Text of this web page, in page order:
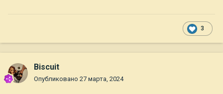
3
Biscuit
Опубликовано 27 марта, 2024